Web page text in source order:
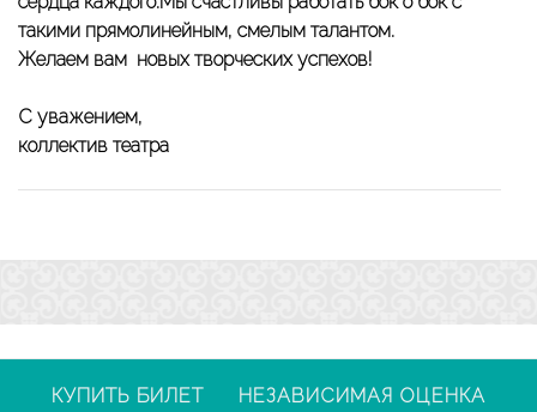
такими прямолинейным, смелым талантом.
Желаем вам новых творческих успехов!
С уважением,
коллектив театра
КУПИТЬ БИЛЕТ
НЕЗАВИСИМАЯ ОЦЕНКА